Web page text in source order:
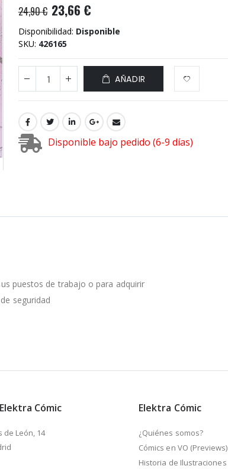
24,90 € 23,66 €
Disponibilidad: Disponible
SKU 426165
AÑADIR
Disponible bajo pedido (6-9 días)
puestos de trabajo o para adquirir
seguridad
Cómic
de León, 14
Elektra Cómic
¿Quiénes somos?
Cómics en VO (Previews)
Historia de Ilustraciones